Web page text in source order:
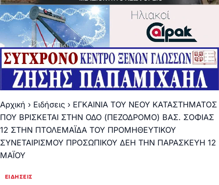
Αρχική › Ειδήσεις › ΕΓΚΑΙΝΙΑ ΤΟΥ ΝΕΟΥ ΚΑΤΑΣΤΗΜΑΤΟΣ
ΠΟΥ ΒΡΙΣΚΕΤΑΙ ΣΤΗΝ ΟΔΟ (ΠΕΖΟΔΡΟΜΟ) ΒΑΣ. ΣΟΦΙΑΣ
12 ΣΤΗΝ ΠΤΟΛΕΜΑΪΔΑ ΤΟΥ ΠΡΟΜΗΘΕΥΤΙΚΟΥ
ΣΥΝΕΤΑΙΡΙΣΜΟΥ ΠΡΟΣΩΠΙΚΟΥ ΔΕΗ ΤΗΝ ΠΑΡΑΣΚΕΥΗ 12
ΜΑΪΟΥ
ΕΙΔΉΣΕΙΣ